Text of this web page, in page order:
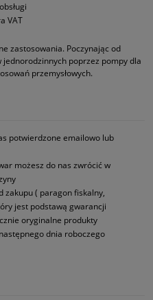
VAT
zastosowania. Poczynając od
poprzez pompy dla
przemysłowych.
potwierdzone emailowo lub
możesz do nas zwrócić w
zakupu ( paragon fiskalny,
jest podstawą gwarancji
oryginalne produkty
dnia roboczego